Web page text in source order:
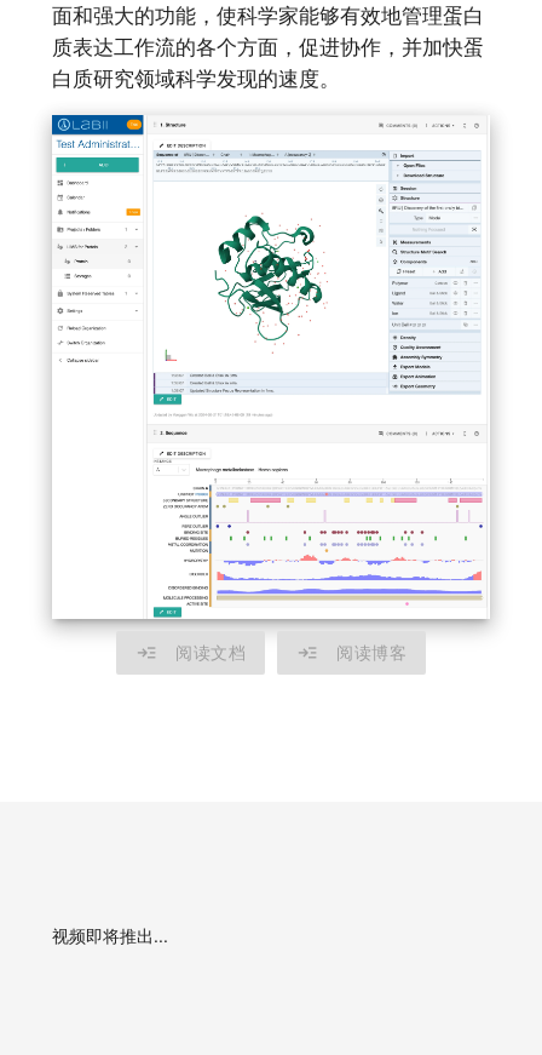
面和强大的功能，使科学家能够有效地管理蛋白
质表达工作流的各个方面，促进协作，并加快蛋
白质研究领域科学发现的速度。
read_more 阅读文档 read_more 阅读博客
视频即将推出...